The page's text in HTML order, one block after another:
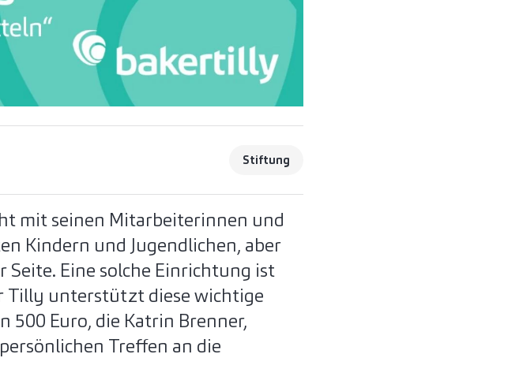
Stiftung
mit seinen Mitarbeiterinnen und
Kindern und Jugendlichen, aber
Eine solche Einrichtung ist
Tilly unterstützt diese wichtige
500 Euro, die Katrin Brenner,
Treffen an die